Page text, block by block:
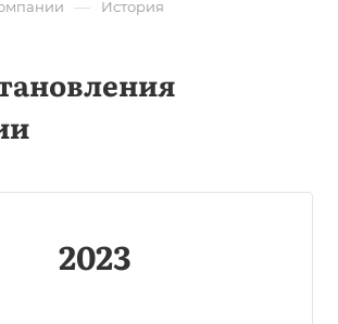
— История
2023